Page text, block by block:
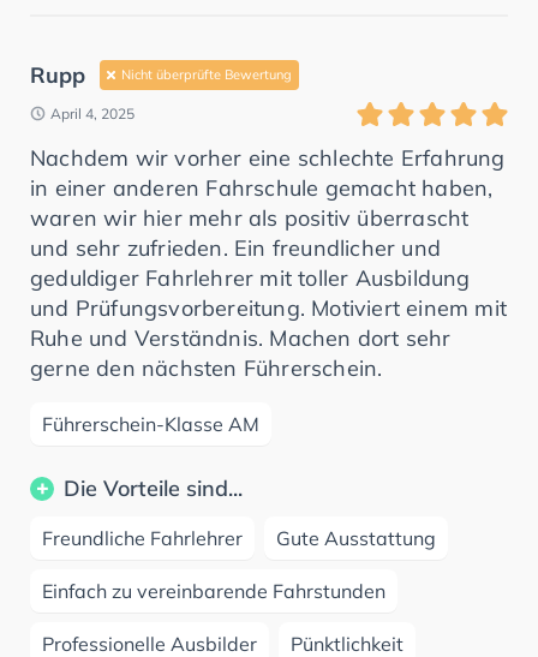
Rupp Nicht überprüfte Bewertung
April 4, 2025
Nachdem wir vorher eine schlechte Erfahrung
in einer anderen Fahrschule gemacht haben,
waren wir hier mehr als positiv überrascht
und sehr zufrieden. Ein freundlicher und
geduldiger Fahrlehrer mit toller Ausbildung
und Prüfungsvorbereitung. Motiviert einem mit
Ruhe und Verständnis. Machen dort sehr
gerne den nächsten Führerschein.
Führerschein-Klasse AM
Die Vorteile sind...
Freundliche Fahrlehrer Gute Ausstattung
Einfach zu vereinbarende Fahrstunden
Professionelle Ausbilder Pünktlichkeit